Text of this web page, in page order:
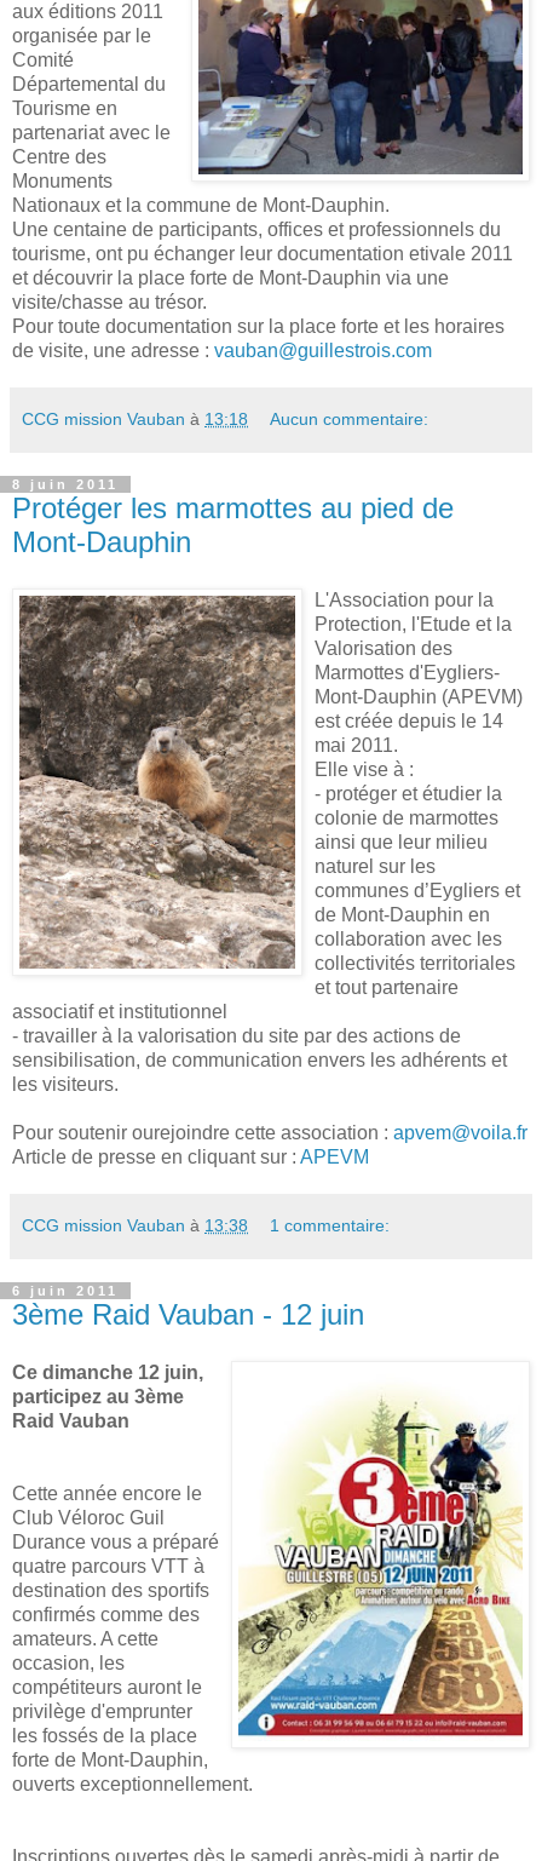
aux éditions 2011
organisée par le
Comité
Départemental du
Tourisme en
partenariat avec le
Centre des
Monuments
Nationaux et la commune de Mont-Dauphin.
Une centaine de participants, offices et professionnels du
tourisme, ont pu échanger leur documentation etivale 2011
et découvrir la place forte de Mont-Dauphin via une
visite/chasse au trésor.
Pour toute documentation sur la place forte et les horaires
de visite, une adresse : vauban@guillestrois.com
CCG mission Vauban à 13:18 Aucun commentaire:
8 juin 2011
Protéger les marmottes au pied de
Mont-Dauphin
L'Association pour la
Protection, l'Etude et la
Valorisation des
Marmottes d'Eygliers-
Mont-Dauphin (APEVM)
est créée depuis le 14
mai 2011.
Elle vise à :
- protéger et étudier la
colonie de marmottes
ainsi que leur milieu
naturel sur les
communes d’Eygliers et
de Mont-Dauphin en
collaboration avec les
collectivités territoriales
et tout partenaire
associatif et institutionnel
- travailler à la valorisation du site par des actions de
sensibilisation, de communication envers les adhérents et
les visiteurs.
Pour soutenir ourejoindre cette association : apvem@voila.fr
Article de presse en cliquant sur : APEVM
CCG mission Vauban à 13:38 1 commentaire:
6 juin 2011
3ème Raid Vauban - 12 juin
Ce dimanche 12 juin,
participez au 3ème
Raid Vauban
Cette année encore le
Club Véloroc Guil
Durance vous a préparé
quatre parcours VTT à
destination des sportifs
confirmés comme des
amateurs. A cette
occasion, les
compétiteurs auront le
privilège d'emprunter
les fossés de la place
forte de Mont-Dauphin,
ouverts exceptionnellement.
Inscriptions ouvertes dès le samedi après-midi à partir de